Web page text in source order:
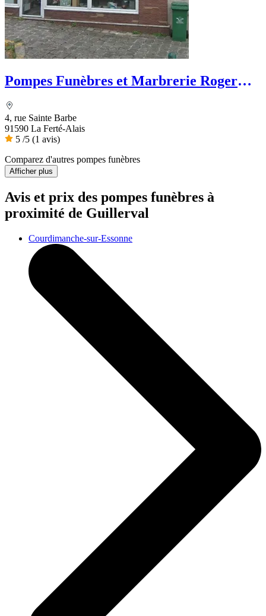
Pompes Funèbres et Marbrerie Roger
4, rue Sainte Barbe
91590 La Ferté-Alais
5 /5 (1 avis)
Comparez d'autres pompes funèbres
Afficher plus
Avis et prix des pompes funèbres à
proximité de Guillerval
Courdimanche-sur-Essonne